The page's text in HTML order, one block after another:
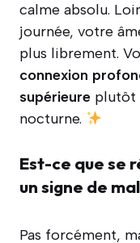
calme absolu.
journée, votre
plus librement.
connexion
supérieure plutôt
nocturne.
Est-ce que se
un signe de
Pas forcément,